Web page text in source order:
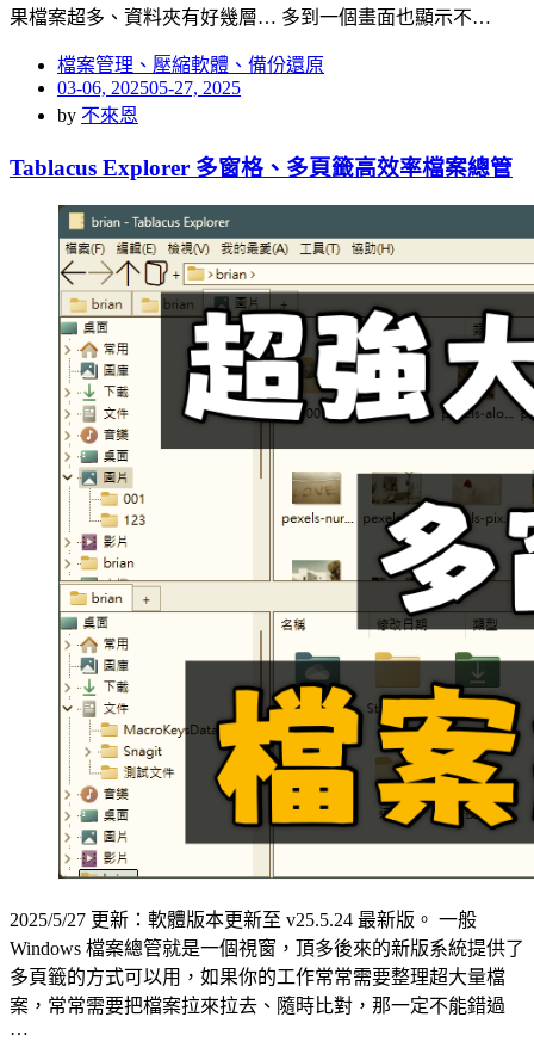
果檔案超多、資料夾有好幾層… 多到一個畫面也顯示不…
檔案管理、壓縮軟體、備份還原
Posted
on
03-06, 202505-27, 2025
by 不來恩
Tablacus Explorer 多窗格、多頁籤高效率檔案總管
2025/5/27 更新：軟體版本更新至 v25.5.24 最新版。 一般
Windows 檔案總管就是一個視窗，頂多後來的新版系統提供了
多頁籤的方式可以用，如果你的工作常常需要整理超大量檔
案，常常需要把檔案拉來拉去、隨時比對，那一定不能錯過
…